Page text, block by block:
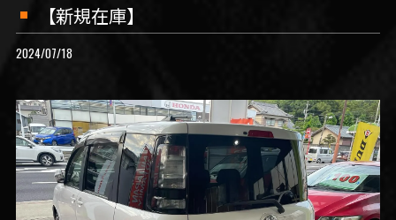
【新規在庫】
2024/07/18